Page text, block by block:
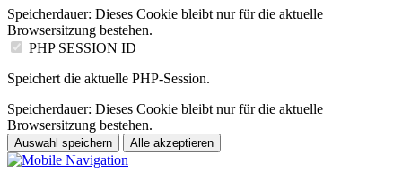
Speicherdauer: Dieses Cookie bleibt nur für die aktuelle
Browsersitzung bestehen.
PHP SESSION ID
Speichert die aktuelle PHP-Session.
Speicherdauer: Dieses Cookie bleibt nur für die aktuelle
Browsersitzung bestehen.
Auswahl speichern Alle akzeptieren